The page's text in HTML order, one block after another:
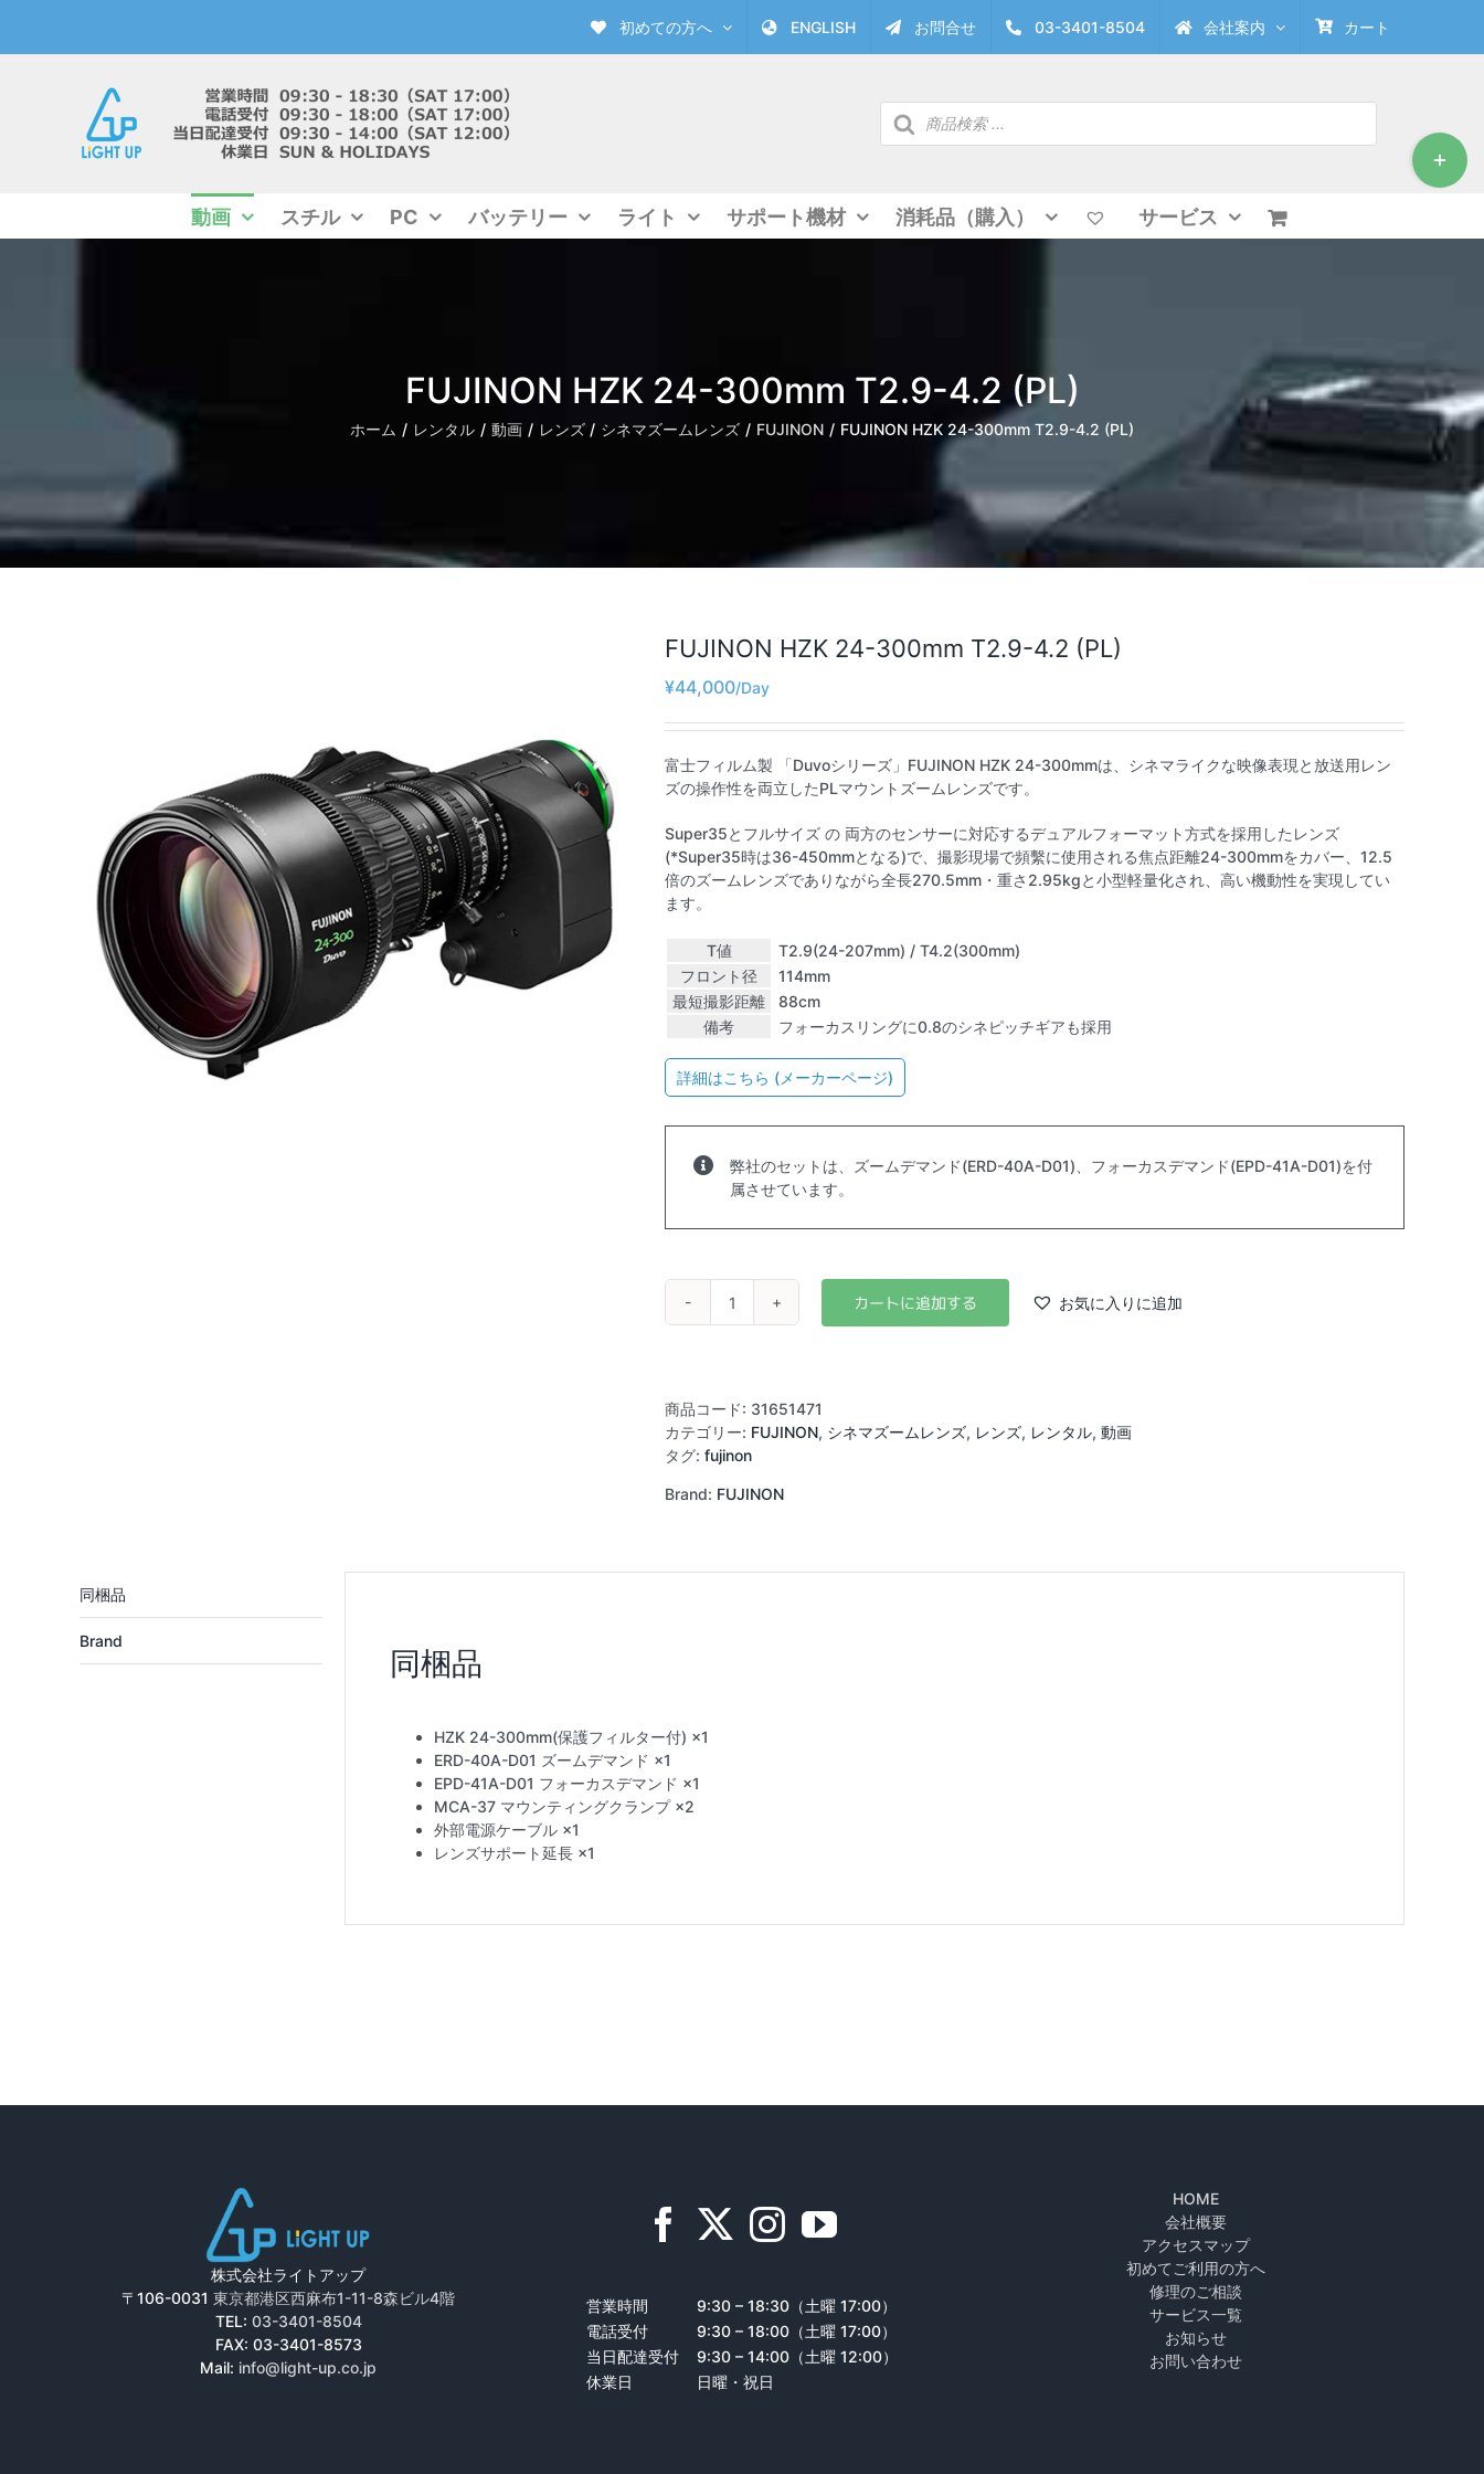
content
初めての方へ ENGLISH お問合せ 03-3401-8504 会社案内 カート
商
品
動画 スチル PC バッテリー ライト サポート機材 消耗品（購入） サービス
FUJINON HZK 24-300mm T2.9-4.2 (PL)
ホーム レンタル 動画 レンズ シネマズームレンズ FUJINON FUJINON HZK 24-300mm T2.9-4.2 (PL)
FUJINON HZK 24-300mm T2.9-4.2 (PL)
¥44,000
富士フィルム製 「Duvoシリーズ」FUJINON HZK 24-300mmは、シネマライクな映像表現と放送用レン
ズの操作性を両立したPLマウントズームレンズです。
Super35とフルサイズ の 両方のセンサーに対応するデュアルフォーマット方式を採用したレンズ
(*Super35時は36-450mmとなる)で、撮影現場で頻繫に使用される焦点距離24-300mmをカバー、12.5
倍のズームレンズでありながら全長270.5mm・重さ2.95kgと小型軽量化され、高い機動性を実現してい
ます。
T値
T2.9(24-207mm) / T4.2(300mm)
フロント径
114mm
最短撮影距離
88cm
備考
フォーカスリングに0.8のシネピッチギアも採用
詳細はこちら (メーカーページ)
弊社のセットは、ズームデマンド(ERD-40A-D01)、フォーカスデマンド(EPD-41A-D01)を付
属させています。
FUJINON
T2.9-
4.2
(PL)
お気に入りに追加
商品コード: 31651471
カテゴリー: FUJINON, シネマズームレンズ, レンズ, レンタル, 動画
タグ: fujinon
Brand: FUJINON
Brand
HZK 24-300mm(保護フィルター付) ×1
ERD-40A-D01 ズームデマンド ×1
EPD-41A-D01 フォーカスデマンド ×1
MCA-37 マウンティングクランプ ×2
外部電源ケーブル ×1
レンズサポート延長 ×1
株式会社ライトアップ
〒106-0031東京都港区西麻布1-11-8森ビル4階
TEL: 03-3401-8504
FAX: 03-3401-8573
Mail: info@light-up.co.jp
営業時間
9:30 – 18:30（土曜 17:00）
電話受付
9:30 – 18:00（土曜 17:00）
当日配達受付
9:30 – 14:00（土曜 12:00）
休業日
日曜・祝日
HOME
会社概要
アクセスマップ
初めてご利用の方へ
修理のご相談
サービス一覧
お知らせ
お問い合わせ
Toggle
Sliding
Bar